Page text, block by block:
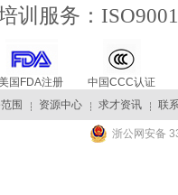
训服务：
国FDA注册
中国CCC认证
围 资源中心 求才资讯 联
浙公网安备